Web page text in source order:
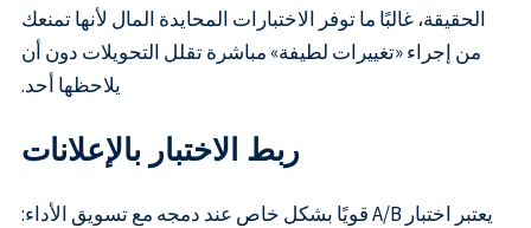
الحقيقة، غالبًا ما توفر الاختبارات المحايدة المال لأنها تمنعك
من إجراء «تغييرات لطيفة» مباشرة تقلل التحويلات دون أن
يلاحظها أحد.
ربط الاختبار بالإعلانات
يعتبر اختبار A/B قويًا بشكل خاص عند دمجه مع تسويق الأداء: